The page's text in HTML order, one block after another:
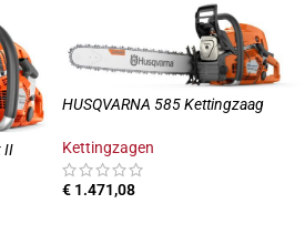
II
HUSQVARNA 585 Kettingzaag
Kettingzagen
€ 1.471,08